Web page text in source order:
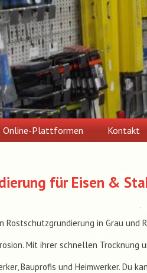
Online-Plattformen Kontakt
für Eisen &
Rostschutzgrundierung in Grau
Mit ihrer schnellen
Bauprofis und Heimwerker. Du